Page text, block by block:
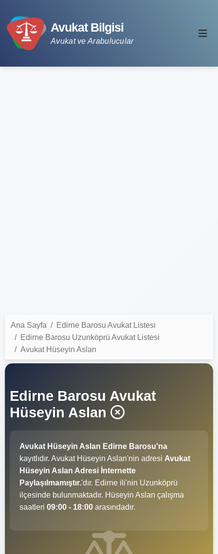
Avukat Bilgisi
Avukat ve Arabulucular
Ana Sayfa
Edirne Barosu Avukat Listesi
Edirne Barosu Uzunköprü Avukat Listesi
Avukat Hüseyin Aslan
Edirne Barosu Avukat
Hüseyin Aslan
Avukat Hüseyin Aslan Edirne Barosu'na
kayıtlıdır. Avukat Hüseyin Aslan'nin adresi Avukat
Hüseyin Aslan Adresi İnternette
Paylaşılmamıştır.'dır. Edirne ili'nin Uzunköprü
ilçesinde bulunmaktadır. Hüseyin Aslan çalışma
saatleri 09:00 - 18:00 arasındadır.